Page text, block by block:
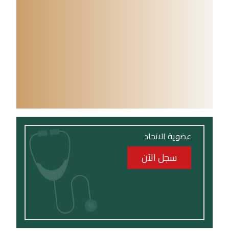
عضوية الاتحاد
سجل الآن